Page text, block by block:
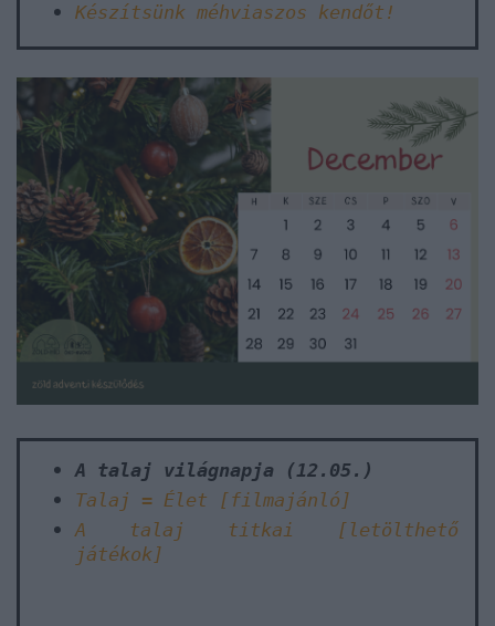
Készítsünk méhviaszos kendőt!
A talaj világnapja (12.05.)
Talaj = Élet [filmajánló]
A talaj titkai [letölthető
játékok]